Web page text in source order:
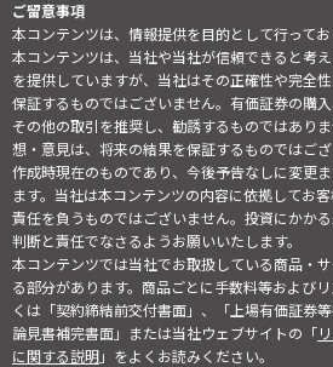
ご留意事項
本コンテンツは、情報提供を目的として行ってお
本コンテンツは、当社や当社が信頼できると考
を提供していますが、当社はその正確性や完全
保証するものではございません。有価証券の購入
その他の取引を推奨し、勧誘するものではあり
想・意見は、将来の結果を保証するものではご
作成時現在のものであり、今後予告なしに変更
ます。当社は本コンテンツの内容に依拠してお
責任を負うものではございません。投資にかか
判断と責任でなさるようお願いいたします。
本コンテンツでは当社でお取扱している商品・
る部分があります。商品ごとに手数料等および
くは「契約締結前交付書面」、「上場有価証券
論見書補完書面」または当社ウェブサイトの「
に関する説明」をよくお読みください。